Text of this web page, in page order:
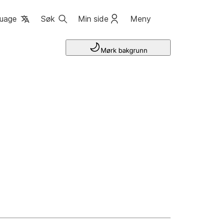
Søk Min side Meny
Mørk bakgrunn